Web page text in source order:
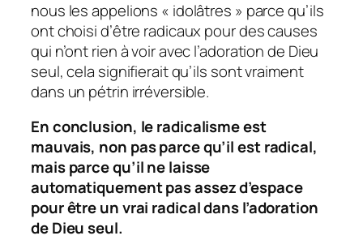
nous les appelions « idolâtres » parce qu’ils
ont choisi d’être radicaux pour des causes
qui n’ont rien à voir avec l’adoration de Dieu
seul, cela signifierait qu’ils sont vraiment
dans un pétrin irréversible.
En conclusion, le radicalisme est
mauvais, non pas parce qu’il est radical,
mais parce qu’il ne laisse
automatiquement pas assez d’espace
pour être un vrai radical dans l’adoration
de Dieu seul.